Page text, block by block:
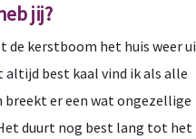
jij?
de kerstboom het huis weer
altijd best kaal vind ik als alle
breekt er een wat ongezellige
duurt nog best lang tot het